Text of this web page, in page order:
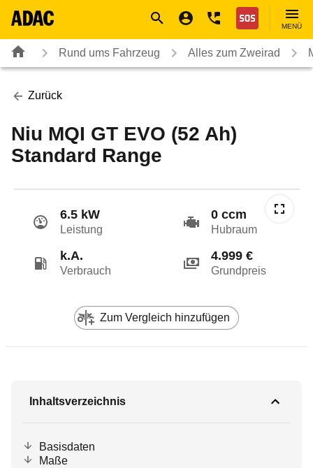
Nothilfe
MENÜ
Rund ums Fahrzeug Alles zum Zweirad
Zurück
Niu MQI GT EVO (52 Ah)
Standard Range
6.5 kW
Leistung
0 ccm
Hubraum
k.A.
Verbrauch
4.999 €
Grundpreis
Zum Vergleich hinzufügen
Inhaltsverzeichnis
Basisdaten
Maße